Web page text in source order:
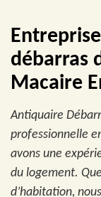
débarras
Macaire
Antiquaire
professionnelle
avons une
du logement.
d’habitation,